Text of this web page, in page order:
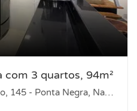
com 3 quartos, 94m²
- Ponta Negra, Natal-RN